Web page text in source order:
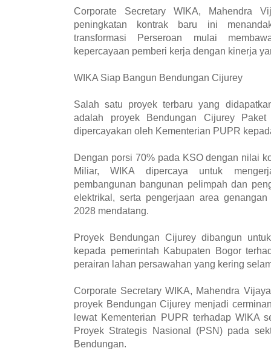
Corporate Secretary WIKA, Mahendra
peningkatan kontrak baru ini
transformasi Perseroan mulai
kepercayaan pemberi kerja dengan kinerja
WIKA Siap Bangun Bendungan Cijurey
Salah satu proyek terbaru yang
adalah proyek Bendungan Cijurey
dipercayakan oleh Kementerian PUPR
Dengan porsi 70% pada KSO dengan nilai
Miliar, WIKA dipercaya untuk
pembangunan bangunan pelimpah dan
elektrikal, serta pengerjaan area
2028 mendatang.
Proyek Bendungan Cijurey dibangun
kepada pemerintah Kabupaten Bogor
perairan lahan persawahan yang kering
Corporate Secretary WIKA, Mahendra
proyek Bendungan Cijurey menjadi
lewat Kementerian PUPR terhadap WIKA
Proyek Strategis Nasional (PSN) pada
Bendungan.